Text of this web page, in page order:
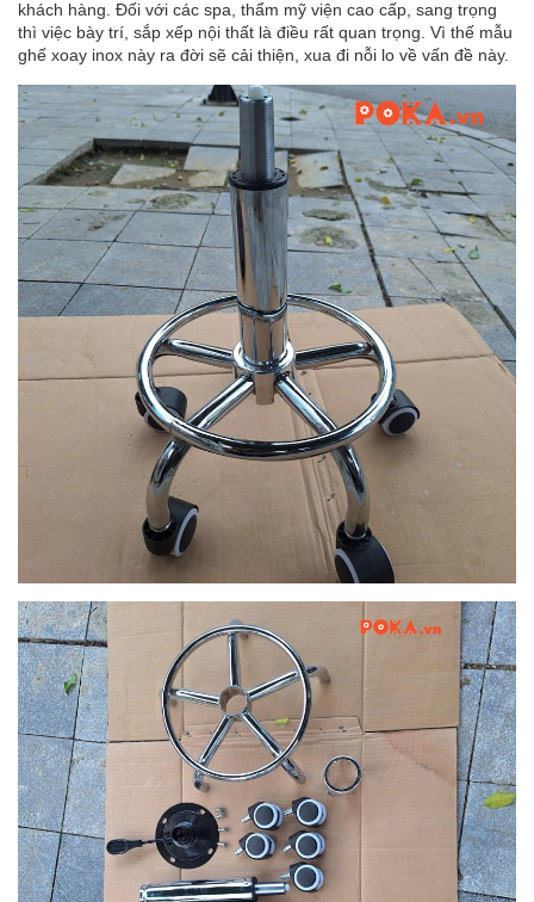
khách hàng. Đối với các spa, thẩm mỹ viện cao cấp, sang trọng
thì việc bày trí, sắp xếp nội thất là điều rất quan trọng. Vì thế mẫu
ghế xoay inox này ra đời sẽ cải thiện, xua đi nỗi lo về vấn đề này.